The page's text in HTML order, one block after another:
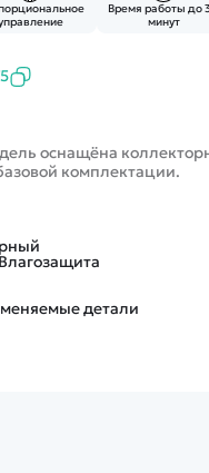
Время работы до
минут
оснащёна
комплектации.
Влагозащита
детали